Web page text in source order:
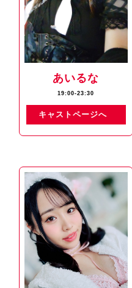
あいるな
19:00-23:30
キャストページへ